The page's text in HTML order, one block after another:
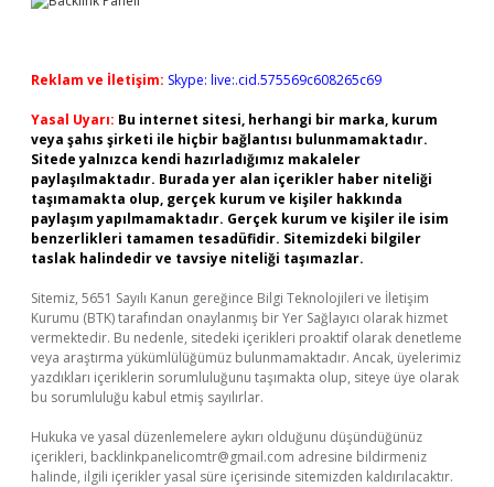
Reklam ve İletişim: Skype: live:.cid.575569c608265c69
Yasal Uyarı: Bu internet sitesi, herhangi bir marka, kurum
veya şahıs şirketi ile hiçbir bağlantısı bulunmamaktadır.
Sitede yalnızca kendi hazırladığımız makaleler
paylaşılmaktadır. Burada yer alan içerikler haber niteliği
taşımamakta olup, gerçek kurum ve kişiler hakkında
paylaşım yapılmamaktadır. Gerçek kurum ve kişiler ile isim
benzerlikleri tamamen tesadüfidir. Sitemizdeki bilgiler
taslak halindedir ve tavsiye niteliği taşımazlar.
Sitemiz, 5651 Sayılı Kanun gereğince Bilgi Teknolojileri ve İletişim
Kurumu (BTK) tarafından onaylanmış bir Yer Sağlayıcı olarak hizmet
vermektedir. Bu nedenle, sitedeki içerikleri proaktif olarak denetleme
veya araştırma yükümlülüğümüz bulunmamaktadır. Ancak, üyelerimiz
yazdıkları içeriklerin sorumluluğunu taşımakta olup, siteye üye olarak
bu sorumluluğu kabul etmiş sayılırlar.
Hukuka ve yasal düzenlemelere aykırı olduğunu düşündüğünüz
içerikleri, backlinkpanelicomtr@gmail.com adresine bildirmeniz
halinde, ilgili içerikler yasal süre içerisinde sitemizden kaldırılacaktır.